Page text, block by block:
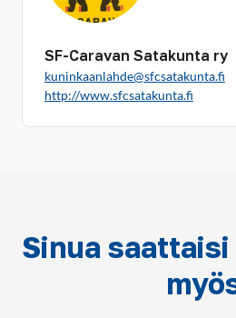
SF-Caravan Satakunta ry
kuninkaanlahde@sfcsatakunta.fi
http://www.sfcsatakunta.fi
Sinua